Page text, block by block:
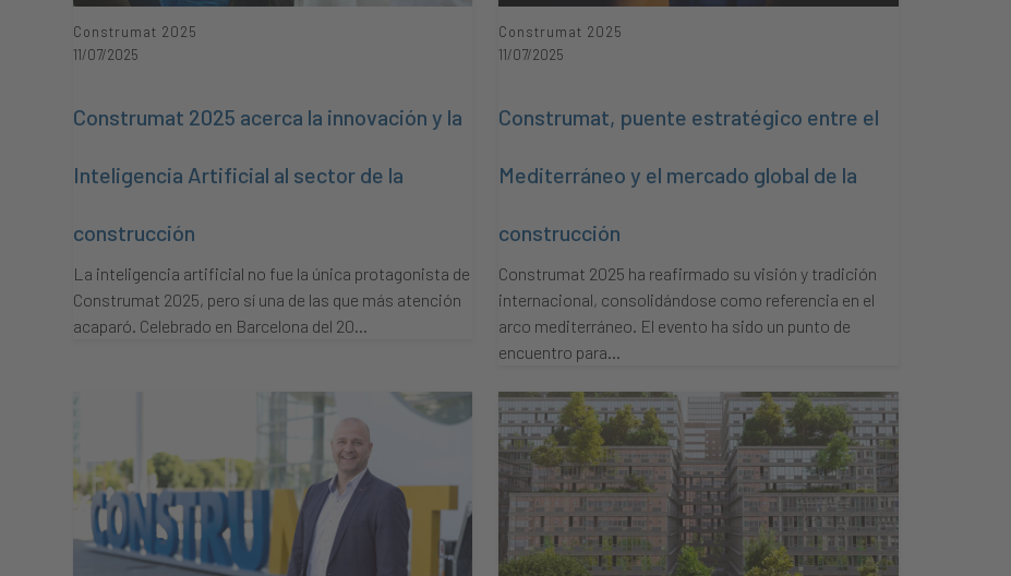
Construmat 2025
11/07/2025
Construmat 2025 acerca la innovación y la
Inteligencia Artificial al sector de la
construcción
La inteligencia artificial no fue la única protagonista de
Construmat 2025, pero sí una de las que más atención
acaparó. Celebrado en Barcelona del 20…
Construmat 2025
11/07/2025
Construmat, puente estratégico entre el
Mediterráneo y el mercado global de la
construcción
Construmat 2025 ha reafirmado su visión y tradición
internacional, consolidándose como referencia en el
arco mediterráneo. El evento ha sido un punto de
encuentro para…